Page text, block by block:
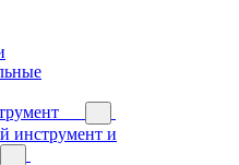
инструмент и